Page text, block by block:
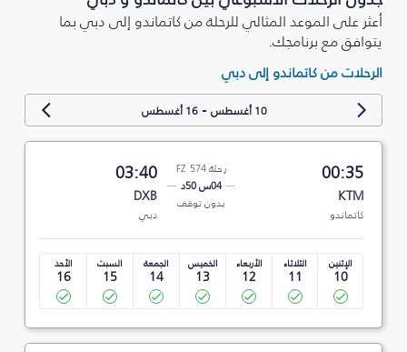
أعثر على الموعد المثالي للرحلة من كاتماندو إلى دبي بما
يتوافق مع برنامجك.
الرحلات من كاتماندو إلى دبي
10 أغسطس -16 أغسطس
00:35
KTM
كاتماندو
رحلة FZ 574
04س 50د
بدون توقف
03:40
DXB
دبي
الإثنين
10
الثلاثاء
11
الأربعاء
12
الخميس
13
الجمعة
14
السبت
15
الأحد
16